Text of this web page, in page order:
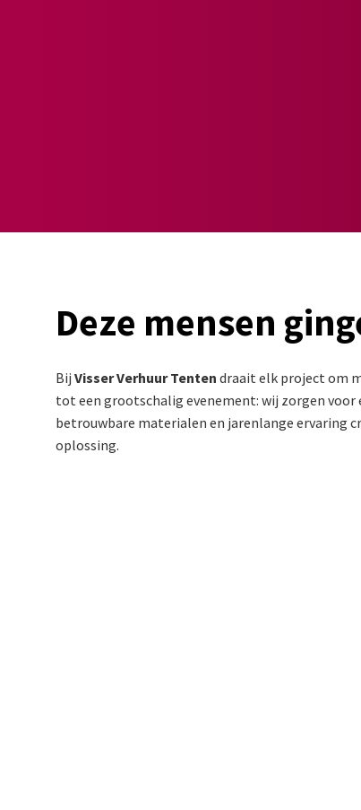
Deze mensen
Bij Visser Verhuur Tenten draait elk project om
tot een grootschalig evenement: wij zorgen
betrouwbare materialen en jarenlange ervaring
oplossing.